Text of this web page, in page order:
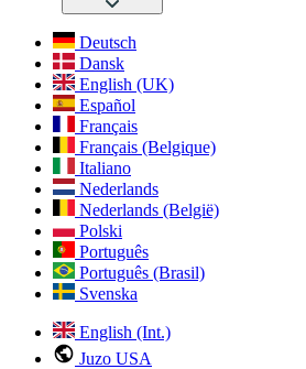
Deutsch
Dansk
English (UK)
Español
Français
Français (Belgique)
Italiano
Nederlands
Nederlands (België)
Polski
Português
Português (Brasil)
Svenska
English (Int.)
Juzo USA